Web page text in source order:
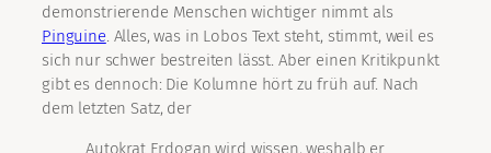
demonstrierende Menschen wichtiger nimmt als
Pinguine. Alles, was in Lobos Text steht, stimmt, weil es
sich nur schwer bestreiten lässt. Aber einen Kritikpunkt
gibt es dennoch: Die Kolumne hört zu früh auf. Nach
dem letzten Satz, der
Autokrat Erdogan wird wissen, weshalb er